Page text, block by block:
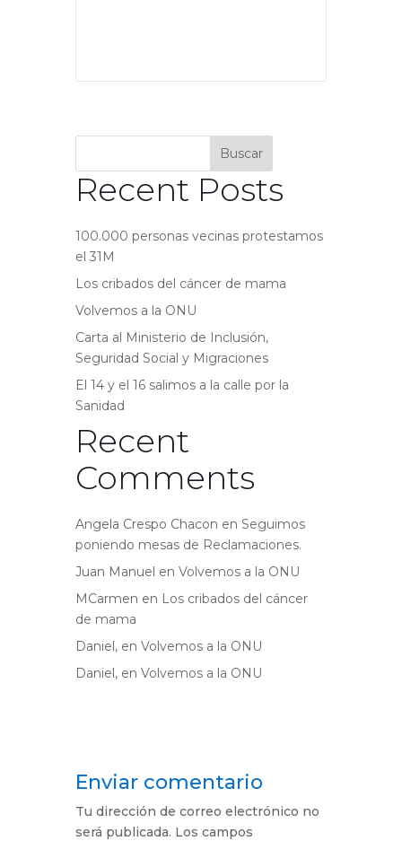
Buscar
Recent Posts
100.000 personas vecinas protestamos
el 31M
Los cribados del cáncer de mama
Volvemos a la ONU
Carta al Ministerio de Inclusión,
Seguridad Social y Migraciones
El 14 y el 16 salimos a la calle por la
Sanidad
Recent
Comments
Angela Crespo Chacon en Seguimos
poniendo mesas de Reclamaciones.
Juan Manuel en Volvemos a la ONU
MCarmen en Los cribados del cáncer
de mama
Daniel, en Volvemos a la ONU
Daniel, en Volvemos a la ONU
Enviar comentario
Tu dirección de correo electrónico no
será publicada. Los campos